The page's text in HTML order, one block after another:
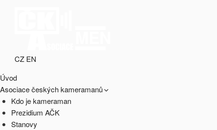
CZ EN
ASOCIACE ČESKÝCH
KAMERAMANŮ
Úvod
Asociace českých kameramanů
Kdo je kameraman
Prezidium AČK
Stanovy